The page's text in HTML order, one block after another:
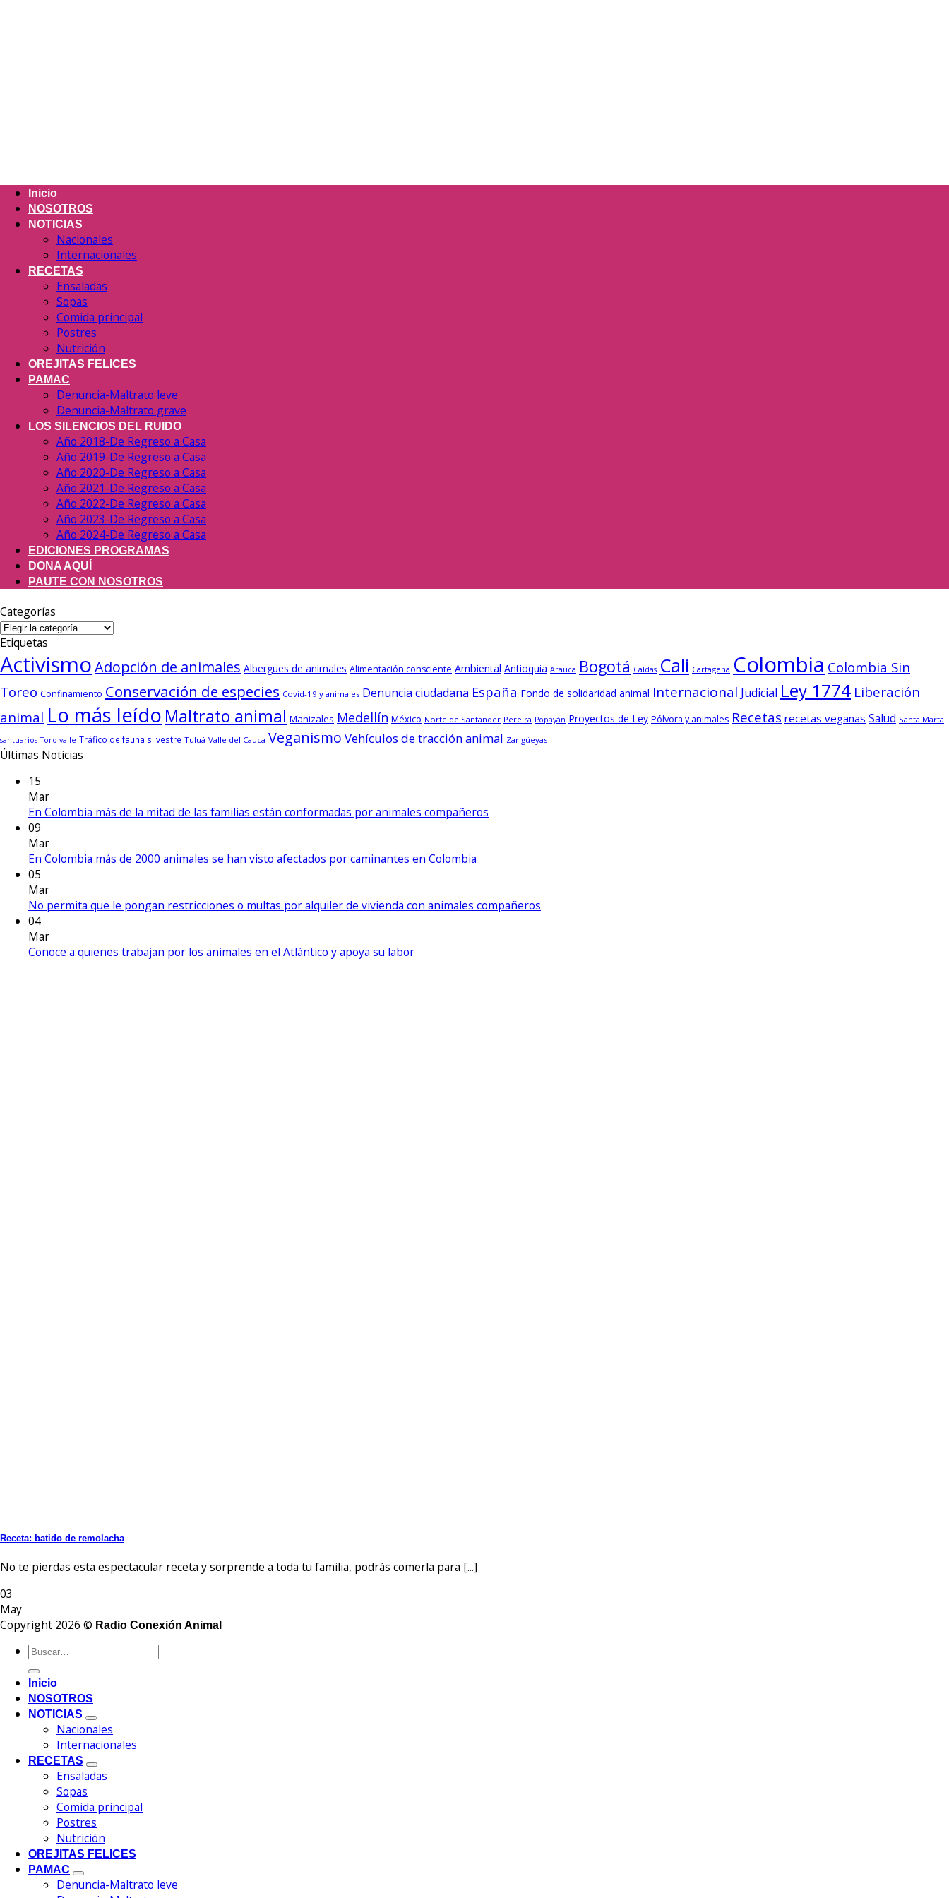
Inicio
NOSOTROS
NOTICIAS
Nacionales
Internacionales
RECETAS
Ensaladas
Sopas
Comida principal
Postres
Nutrición
OREJITAS FELICES
PAMAC
Denuncia-Maltrato leve
Denuncia-Maltrato grave
LOS SILENCIOS DEL RUIDO
Año 2018-De Regreso a Casa
Año 2019-De Regreso a Casa
Año 2020-De Regreso a Casa
Año 2021-De Regreso a Casa
Año 2022-De Regreso a Casa
Año 2023-De Regreso a Casa
Año 2024-De Regreso a Casa
EDICIONES PROGRAMAS
DONA AQUÍ
PAUTE CON NOSOTROS
Categorías
Categorías
Etiquetas
ActivismoAdopción de animales Albergues de animales Alimentación consciente Ambiental Antioquia Arauca Bogotá Caldas Cali Cartagena Colombia Colombia Sin
Toreo Confinamiento Conservación de especies Covid-19 y animales Denuncia ciudadana España Fondo de solidaridad animal Internacional Judicial Ley 1774 Liberación
animal Lo más leído Maltrato animal Manizales Medellín México Norte de Santander Pereira Popayán Proyectos de Ley Pólvora y animales Recetas recetas veganas Salud Santa Marta
santuarios Toro valle Tráfico de fauna silvestre Tuluá Valle del Cauca Veganismo Vehículos de tracción animal Zarigüeyas
Últimas Noticias
15
Mar
En Colombia más de la mitad de las familias están conformadas por animales compañeros
09
Mar
En Colombia más de 2000 animales se han visto afectados por caminantes en Colombia
05
Mar
No permita que le pongan restricciones o multas por alquiler de vivienda con animales compañeros
04
Mar
Conoce a quienes trabajan por los animales en el Atlántico y apoya su labor
Receta: batido de remolacha
No te pierdas esta espectacular receta y sorprende a toda tu familia, podrás comerla para [...]
03
May
Copyright 2026 © Radio Conexión Animal
Inicio
NOSOTROS
NOTICIAS
Nacionales
Internacionales
RECETAS
Ensaladas
Sopas
Comida principal
Postres
Nutrición
OREJITAS FELICES
PAMAC
Denuncia-Maltrato leve